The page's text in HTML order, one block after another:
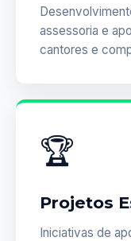
assessoria e
cantores e
🏆
Projetos
Iniciativas de